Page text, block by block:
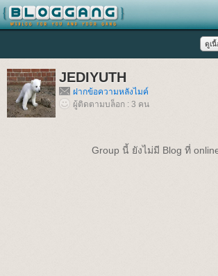
JEDIYUTH
ฝากข้อความหลังไมค์
ผู้ติดตามบล็อก : 3 คน
Group นี้ ยังไม่มี Blog ที่